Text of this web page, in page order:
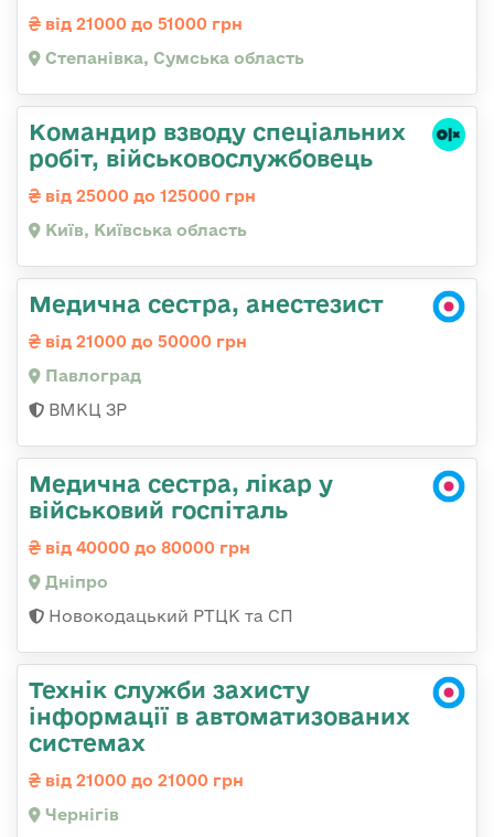
від 21000 до 51000 грн
Степанівка, Сумська область
Командир взводу спеціальних
робіт, військовослужбовець
від 25000 до 125000 грн
Київ, Київська область
Медична сестра, анестезист
від 21000 до 50000 грн
Павлоград
ВМКЦ ЗР
Медична сестра, лікар у
військовий госпіталь
від 40000 до 80000 грн
Дніпро
Новокодацький РТЦК та СП
Технік служби захисту
інформації в автоматизованих
системах
від 21000 до 21000 грн
Чернігів